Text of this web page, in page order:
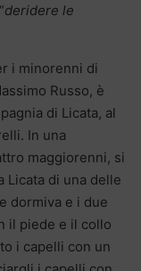
deridere le
i minorenni di
Russo, è
di Licata, al
In una
maggiorenni, si
Licata di una delle
dormiva e i due
il piede e il collo
i capelli con un